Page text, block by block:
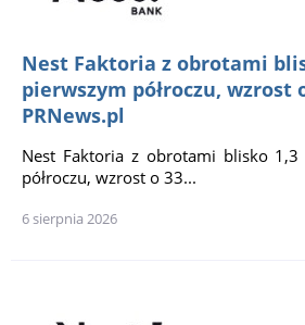
Nest Faktoria z obrotami
pierwszym półroczu, wzrost
PRNews.pl
Nest Faktoria z obrotami blisko
półroczu, wzrost o 33...
6 sierpnia 2026